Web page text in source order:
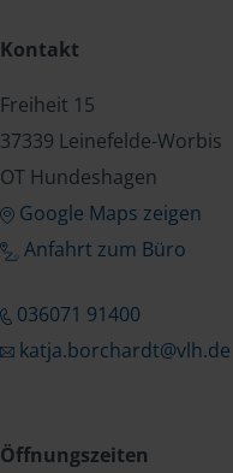
Kontakt
Freiheit 15
37339 Leinefelde-Worbis
OT Hundeshagen
Google Maps zeigen
Anfahrt zum Büro
036071 91400
katja.borchardt@vlh.de
Öffnungszeiten